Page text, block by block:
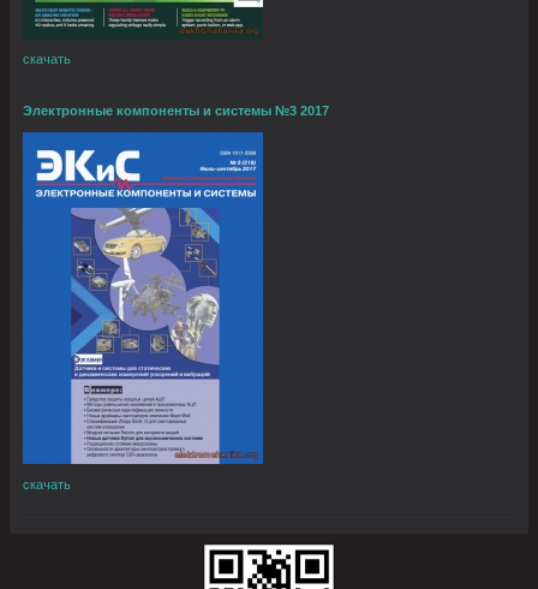
скачать
Электронные компоненты и системы №3 2017
скачать